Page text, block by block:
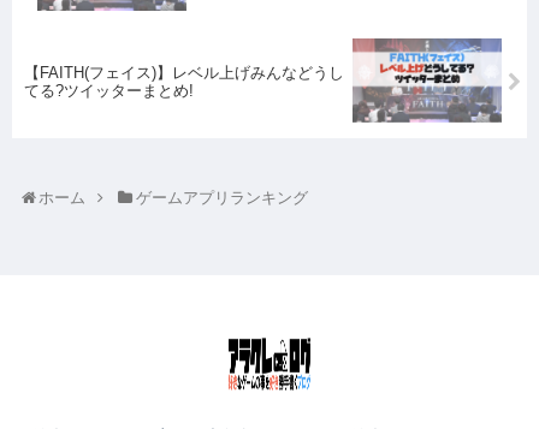
【FAITH(フェイス)】レベル上げみんなどうし
てる?ツイッターまとめ!
ホーム ゲームアプリランキング